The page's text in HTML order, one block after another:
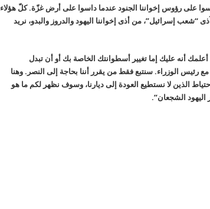
على رؤوس إخواننا الجنود عندما داسوا على أرض غزّة. كلّ هؤلاء
“شعب إسرائيل”، من أذى إخواننا اليهود والدروز والبدو، نريد
أنه عليك إما تغيير أسطوانتك الخاصة بك أو أن تبدل
رئيس الوزراء. سنتبع فقط من يقرر أننا بحاجة إلى النصر. وهنا
الذين لا نستطيع العودة إلى ديارنا، وسوف نظهر لكم ما هو
الشجعان”.